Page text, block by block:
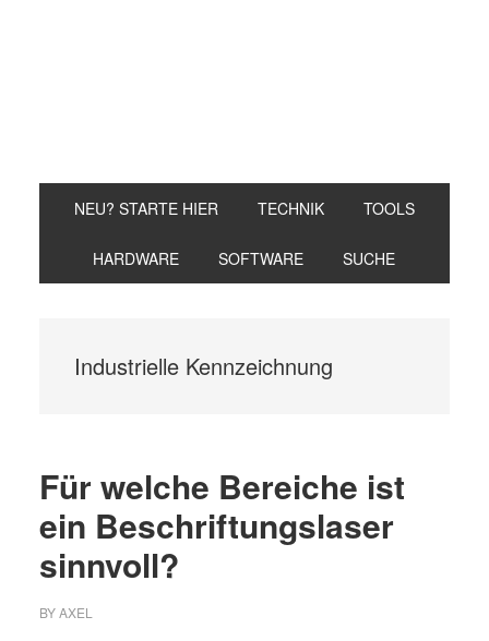
NEU? STARTE HIER TECHNIK TOOLS
HARDWARE SOFTWARE SUCHE
Industrielle Kennzeichnung
Für welche Bereiche ist
ein Beschriftungslaser
sinnvoll?
BYAXEL